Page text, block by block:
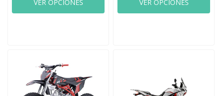
VER OPCIONES VER OPCIONES